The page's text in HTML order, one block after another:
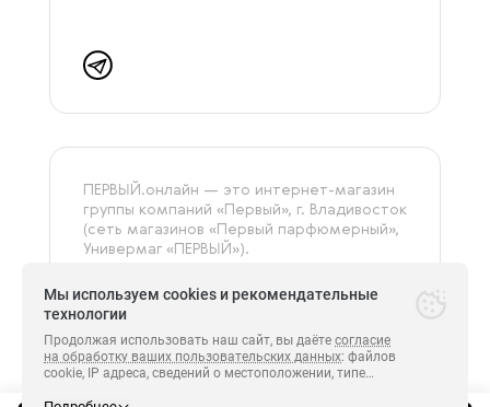
ПЕРВЫЙ.онлайн — это интернет-магазин
группы компаний «‎Первый», г. Владивосток
(сеть магазинов «Первый парфюмерный»,
Универмаг «ПЕРВЫЙ»).
оригинальная и сертифицированная
продукция.
Все права защищены.
ПЕРВЫЙ 2014-2026.
Мы используем cookies и рекомендательные
технологии
Продолжая использовать наш сайт, вы даёте согласие
на обработку ваших пользовательских данных: файлов
cookie, IP адреса, сведений о местоположении, типе